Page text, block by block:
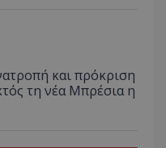
και πρόκριση
τη νέα Μπρέσια η